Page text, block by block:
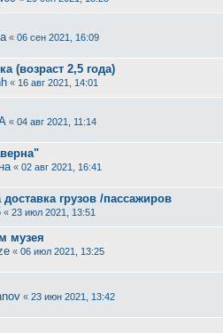
« 06 сен 2021, 16:09
(возраст 2,5 года)
« 16 авг 2021, 14:01
« 04 авг 2021, 11:14
« 02 авг 2021, 16:41
грузов /пассажиров
« 23 июл 2021, 13:51
музея
« 06 июл 2021, 13:25
« 23 июн 2021, 13:42